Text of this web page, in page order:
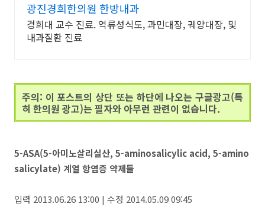
광진경희한의원 한방내과
경희대 교수 진료. 역류성식도, 과민대장, 궤양대장, 및
내과질환 진료
주의: 이 포스트의 상단 또는 하단에 나오는 구글광고(특
히 한의원 광고)는 필자와 아무런 관련이 없습니다.
5-ASA(5-아미노살리실산, 5-aminosalicylic acid, 5-amino
salicylate) 계열 항염증 약제들
입력 2013.06.26 13:00 | 수정 2014.05.09 09:45